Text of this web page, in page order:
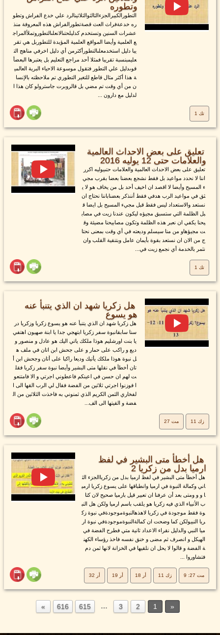
وتطوره
التطورالكبيرالجزءالثالثوالثلاثينالرد علي خدع الفراش وتطو
ره خدعةفراث العث قصةتطورالفراش هذه المعروفة منذ
عشرات السنين وتستخدم كدليلحتىالانعلىالتطوروتملأالمراج
ع العلمية وأيضا المواقع العلمية المؤيدة للتطوربل هي تقر
يبا دليل استخدمعلىالتطورأكثرمن أي دليل اخرفي مناهج الت
عليمبنسبة تقريبا فمثلا أحد مراجع التعليم بل يعتبرها البعضأ
قوىدليل علي التطور فتقول موسوعة الاحياء البرية العالمي
ة هذا أكثر مثال قاطع للتغير التطوري تم ملاحظته بالإنسا
ن من أي وقت تم مضي بل قالروبرت جاسترولو كان هذا ا
لدليل مع دارون ...
تك 1
تعليق على بعض الاحداث العالمية
والعلامات حتى 12 يوليه 2016
تعليق على بعض الاحداث العالمية والعلامات حتىيوليه اكرر
اننا لا نحدد مواعيد بل فقط نشجع بعضنا بعضا بقرب مجي
ء المسيح وأيضا لا اقصد ان اخيف أحد بل من يخاف هو لا ي
ثق في مواعيد الرب هدفي فقط أننذكر بعضناباننا نحتاج ان
نستعد والاستعداد ليس فقط قبل مجيء المسيح بل ايضا ق
بل الظلمة التي ستسبق مجيؤه ليكون عندنا زيت في مصاب
يحنا يكفي ان نعبر هذه الظلمة وتكون مصابيحنا مضيئة وق
ت مجيؤهاو من منا سيسلم وديعته في أي وقت بمعنى نحتا
ج من الان ان نستعد بقوة بأيمان عامل وبتنقية القلب وان
نثمر بالخدمة أي نجمع زيت في...
تك 1
هل زكريا شهد ان الذي يتنبأ عنه
هو يسوع
هل زكريا شهد ان الذي يتنبأ عنه هو يسوع زكريا وزكريا در
سنا سابقانبوة سفر زكريا ابتهجي جدا يا ابنة صهيون اهتفي
يا بنت اورشليم هوذا ملكك ياتي اليك هو عادل و منصور و
ديع و راكب على حمار و على جحش ابن اتان في ملف ه
ل نبوة هوذا ملكك يأتيك وديعا راكبا على أتان وجحش ابن أ
تان أخطأ في نقلها متى البشير وأيضا نبوة سفر زكريا فقل
ت لهم ان حسن في اعينكم فاعطوني اجرتي و الا فامتنعو
ا فوزنوا اجرتي ثلاثين من الفضة فقال لي الرب القها الى ا
لفخاري الثمن الكريم الذي ثمنوني به فاخذت الثلاثين من ال
فضة و القيتها الى الف...
زك 11 مت 27
هل أخطأ متى البشير في لفظ
ارميا بدل من زكريا 2
هل أخطأ متى البشير في لفظ ارميا بدل من زكرياالجزء الث
اني وكمالة النبوة في ارميا وانطباقها على يسوع زكريا ارمي
ا و و ومتى بعد أن عرفنا ان تعبير قيل بارميا صحيح لان كتا
ب الأنبياء الذي فيه زكريا هو يلقب باسم ارميا ولكن هل النب
وة فقط موجودة في زكريا لاهذهالنبوةموجودةفي نبوة زك
ريا النبيولكن كما وضحت ان كمالةالنبوةموجودةفي نبوة ار
ميا النبي والدليل نقراء الاعداد ثانية متي فطرح الفضة في
الهيكل و انصرف ثم مضى و خنق نفسه فاخذ رؤساء الكهن
ة الفضة و قالوا لا يحل ان نلقيها في الخزانة لانها ثمن دم
فتشاوروا ...
مت 27: 9 زك 11 أر 18 أر 19 أر 32
1
2
3
…
615
616